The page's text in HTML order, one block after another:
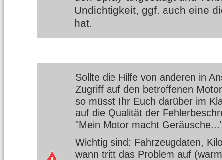
Undichtigkeit, ggf. auch eine
hat.
Sollte die Hilfe von anderen in
Zugriff auf den betroffenen
so müsst Ihr Euch darüber im
auf die Qualität der
"Mein Motor macht
Wichtig sind: Fahrzeugdaten,
wann tritt das Problem auf